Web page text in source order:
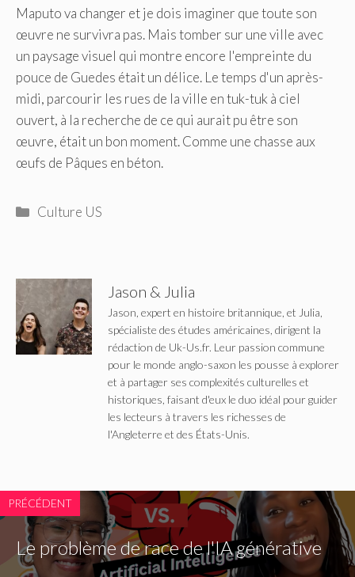
Maputo va changer et je dois imaginer que toute son
œuvre ne survivra pas. Mais tomber sur une ville avec
un paysage visuel qui montre encore l'empreinte du
pouce de Guedes était un délice. Le temps d'un après-
midi, parcourir les rues de la ville en tuk-tuk à ciel
ouvert, à la recherche de ce qui aurait pu être son
œuvre, était un bon moment. Comme une chasse aux
œufs de Pâques en béton.
Catégories
Culture US
Jason & Julia
Jason, expert en histoire britannique, et Julia,
spécialiste des études américaines, dirigent la
rédaction de Uk-Us.fr. Leur passion commune
pour le monde anglo-saxon les pousse à explorer
et à partager ses complexités culturelles et
historiques, faisant d'eux le duo idéal pour guider
les lecteurs à travers les richesses de
l'Angleterre et des États-Unis.
PRÉCÉDENT
Le problème de race de l'IA générative